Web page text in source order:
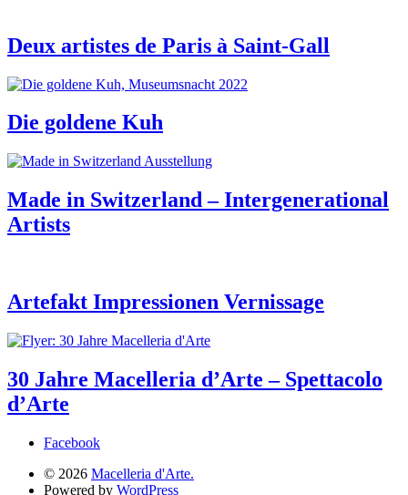
Deux artistes de Paris à Saint-Gall
Die goldene Kuh
Made in Switzerland – Intergenerational
Artists
Artefakt Impressionen Vernissage
30 Jahre Macelleria d’Arte – Spettacolo
d’Arte
Facebook
© 2026 Macelleria d'Arte.
Powered by WordPress